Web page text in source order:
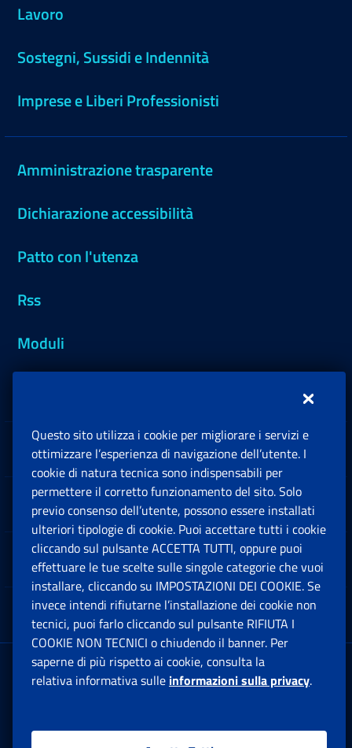
Lavoro
Sostegni, Sussidi e Indennità
Imprese e Liberi Professionisti
Amministrazione trasparente
Dichiarazione accessibilità
Patto con l'utenza
Rss
Moduli
Sedi e Contatti
Software
Note Legali
App mobile
Sede Legale : Via Ciro il Grande, 21
00144 Roma
Questo sito utilizza i cookie per migliorare i servizi e
ottimizzare l’esperienza di navigazione dell’utente. I
cookie di natura tecnica sono indispensabili per
permettere il corretto funzionamento del sito. Solo
previo consenso dell’utente, possono essere installati
ulteriori tipologie di cookie. Puoi accettare tutti i cookie
cliccando sul pulsante ACCETTA TUTTI, oppure puoi
effettuare le tue scelte sulle singole categorie che vuoi
installare, cliccando su IMPOSTAZIONI DEI COOKIE. Se
invece intendi rifiutarne l’installazione dei cookie non
tecnici, puoi farlo cliccando sul pulsante RIFIUTA I
COOKIE NON TECNICI o chiudendo il banner. Per
saperne di più rispetto ai cookie, consulta la
relativa informativa sulle informazioni sulla privacy.